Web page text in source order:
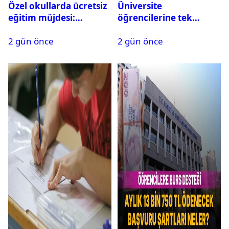
Özel okullarda ücretsiz
eğitim müjdesi:
başladı
2 gün önce
Üniversite
öğrencilerine tek
60 bin liraya kadar burs
2 gün önce